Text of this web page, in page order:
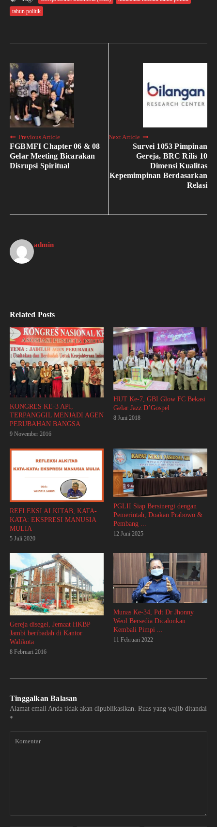
tahun politik
Previous Article
FGBMFI Chapter 06 & 08
Gelar Meeting Bicarakan
Disrupsi Spiritual
Next Article
Survei 1053 Pimpinan
Gereja, BRC Rilis 10
Dimensi Kualitas
Kepemimpinan Berdasarkan
Relasi
admin
Related Posts
KONGRES KE-3 API,
TERPANGGIL MENJADI AGEN
PERUBAHAN BANGSA
9 November 2016
HUT Ke-7, GBI Glow FC Bekasi
Gelar Jazz D’Gospel
8 Juni 2018
REFLEKSI ALKITAB, KATA-
KATA: EKSPRESI MANUSIA
MULIA
5 Juli 2020
PGLII Siap Bersinergi dengan
Pemerintah, Doakan Prabowo &
Pembang ...
12 Juni 2025
Gereja disegel, Jemaat HKBP
Jambi beribadah di Kantor
Walikota
8 Februari 2016
Munas Ke-34, Pdt Dr Jhonny
Weol Bersedia Dicalonkan
Kembali Pimpi ...
11 Februari 2022
Tinggalkan Balasan
Alamat email Anda tidak akan dipublikasikan. Ruas yang wajib ditandai
*